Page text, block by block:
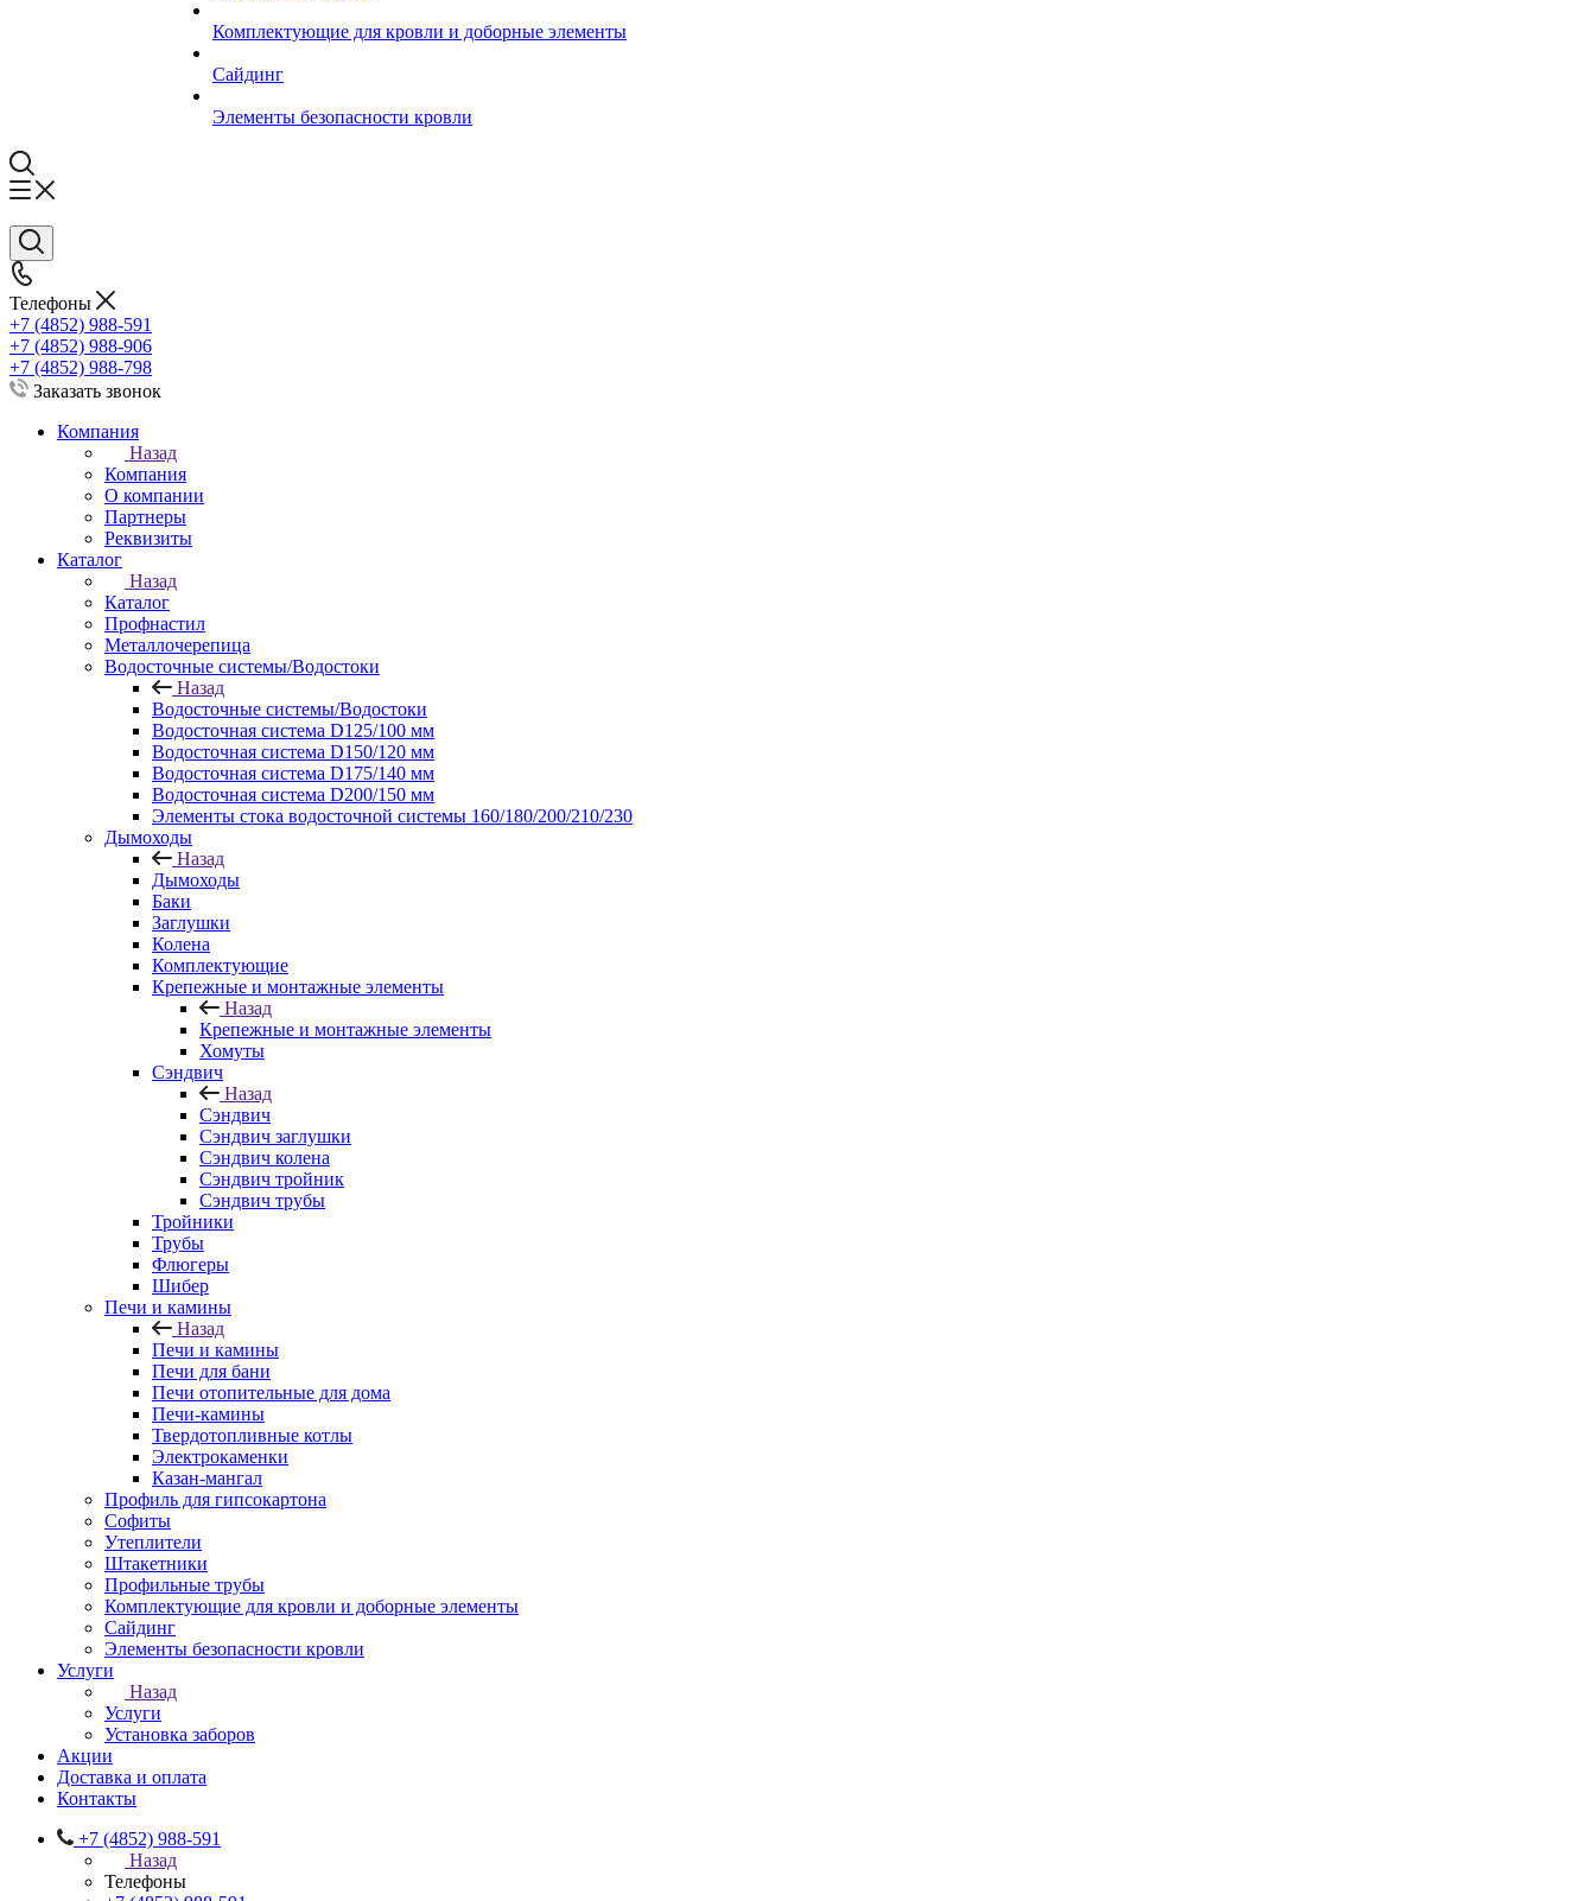
Комплектующие для кровли и доборные элементы
Сайдинг
Элементы безопасности кровли
Телефоны
+7 (4852) 988-591
+7 (4852) 988-906
+7 (4852) 988-798
Заказать звонок
Компания
Назад
Компания
О компании
Партнеры
Реквизиты
Каталог
Назад
Каталог
Профнастил
Металлочерепица
Водосточные системы/Водостоки
Назад
Водосточные системы/Водостоки
Водосточная система D125/100 мм
Водосточная система D150/120 мм
Водосточная система D175/140 мм
Водосточная система D200/150 мм
Элементы стока водосточной системы 160/180/200/210/230
Дымоходы
Назад
Дымоходы
Баки
Заглушки
Колена
Комплектующие
Крепежные и монтажные элементы
Назад
Крепежные и монтажные элементы
Хомуты
Сэндвич
Назад
Сэндвич
Сэндвич заглушки
Сэндвич колена
Сэндвич тройник
Сэндвич трубы
Тройники
Трубы
Флюгеры
Шибер
Печи и камины
Назад
Печи и камины
Печи для бани
Печи отопительные для дома
Печи-камины
Твердотопливные котлы
Электрокаменки
Казан-мангал
Профиль для гипсокартона
Софиты
Утеплители
Штакетники
Профильные трубы
Комплектующие для кровли и доборные элементы
Сайдинг
Элементы безопасности кровли
Услуги
Назад
Услуги
Установка заборов
Акции
Доставка и оплата
Контакты
+7 (4852) 988-591
Назад
Телефоны